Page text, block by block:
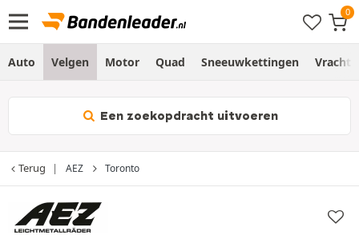
Auto Velgen Motor Quad Sneeuwkettingen
Een zoekopdracht uitvoeren
Terug AEZ Toronto